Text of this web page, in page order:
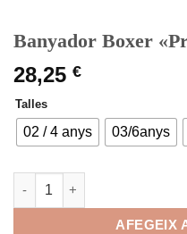
Banyador Boxer
28,25 €
Talles
02 / 4 anys 03/6anys
quantitat de Banyador
AFEGEIX